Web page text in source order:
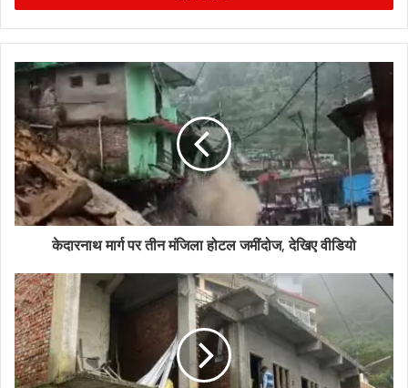
केदारनाथ मार्ग पर तीन मंजिला होटल जमींदोज, देखिए वीडियो